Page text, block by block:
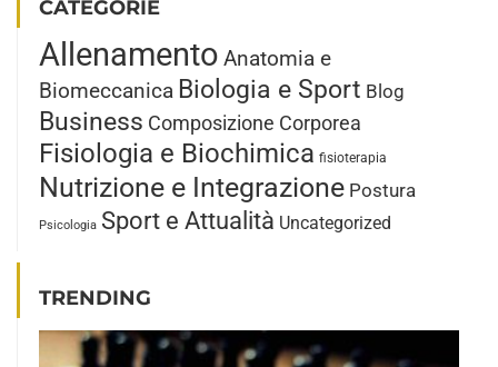
CATEGORIE
Allenamento Anatomia e
Biomeccanica Biologia e Sport Blog
Business Composizione Corporea
Fisiologia e Biochimica fisioterapia
Nutrizione e Integrazione Postura
Psicologia Sport e Attualità Uncategorized
TRENDING